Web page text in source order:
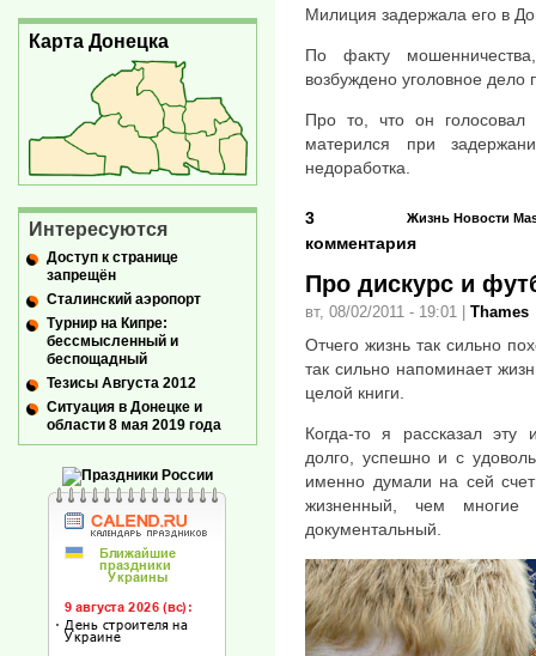
Милиция задержала его в
По факту
возбуждено уголовное дело
Про то, что он голосовал
матерился при
недоработка.
Жизнь Новости
3
комментария
Про дискурс и
вт, 08/02/2011 - 19:01 Thames
Отчего жизнь так сильно
так сильно напоминает
целой книги.
Когда-то я рассказал эту
долго, успешно и с
именно думали на сей
жизненный, чем
документальный.
Карта Донецка
Интересуются
Доступ к странице
запрещён
Сталинский аэропорт
Турнир на Кипре:
бессмысленный и
беспощадный
Тезисы Августа 2012
Ситуация в Донецке и
области 8 мая 2019 года